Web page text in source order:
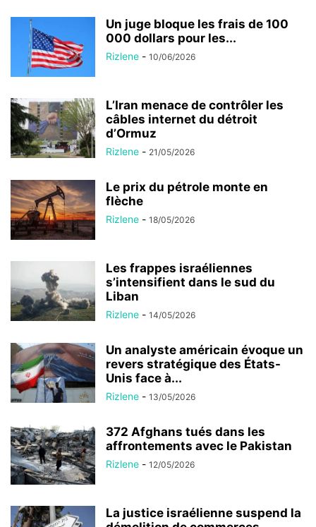
Un juge bloque les frais de 100
000 dollars pour les...
Rizlene - 10/06/2026
L’Iran menace de contrôler les
câbles internet du détroit
d’Ormuz
Rizlene - 21/05/2026
Le prix du pétrole monte en
flèche
Rizlene - 18/05/2026
Les frappes israéliennes
s’intensifient dans le sud du
Liban
Rizlene - 14/05/2026
Un analyste américain évoque un
revers stratégique des États-
Unis face à...
Rizlene - 13/05/2026
372 Afghans tués dans les
affrontements avec le Pakistan
Rizlene - 12/05/2026
La justice israélienne suspend la